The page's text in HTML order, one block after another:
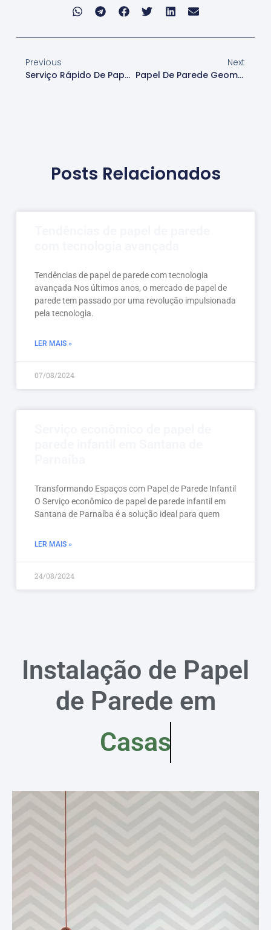
Previous
Serviço Rápido De Papel De Parede Geométrico Em São Paulo
Next
Papel De Parede Geométrico Para Decoração Em São Paulo
Posts Relacionados
Tendências de papel de parede com tecnologia
avançada Nos últimos anos, o mercado de papel de
parede tem passado por uma revolução impulsionada
pela tecnologia.
LER MAIS »
07/08/2024
Transformando Espaços com Papel de Parede Infantil
O Serviço econômico de papel de parede infantil em
Santana de Parnaíba é a solução ideal para quem
LER MAIS »
24/08/2024
Instalação de Papel
de Parede em
Casas